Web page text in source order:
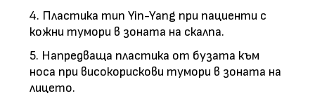
4. Пластика тип Yin-Yang при пациенти с
кожни тумори в зоната на скалпа.
5. Напредваща пластика от бузата към
носа при високорискови тумори в зоната на
лицето.